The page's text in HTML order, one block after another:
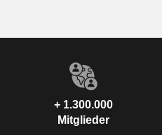
+ 1.300.000
Mitglieder